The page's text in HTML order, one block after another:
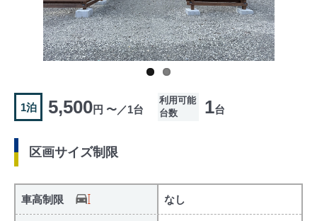
Previo
1泊 5,500円 〜／1台
利用可能
台数
1台
区画サイズ制限
車高制限 なし